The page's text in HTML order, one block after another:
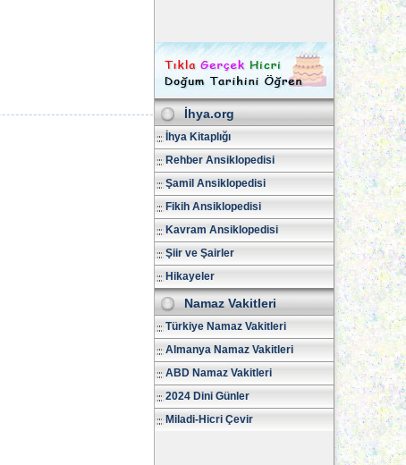
İhya.org
İhya Kitaplığı
Rehber Ansiklopedisi
Şamil Ansiklopedisi
Fikih Ansiklopedisi
Kavram Ansiklopedisi
Şiir ve Şairler
Hikayeler
Namaz Vakitleri
Türkiye Namaz Vakitleri
Almanya Namaz Vakitleri
ABD Namaz Vakitleri
2024 Dini Günler
Miladi-Hicri Çevir